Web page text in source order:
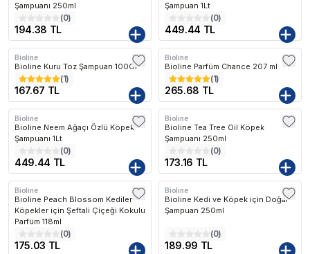
Şampuanı 250ml
(0)
194.38 TL
Şampuan 1Lt
(0)
449.44 TL
Bioline
Bioline Kuru Toz Şampuan 100Gr
(1)
167.67 TL
Bioline
Bioline Parfüm Chance 207 ml
(1)
265.68 TL
Bioline
Bioline Neem Ağaçı Özlü Köpek
Şampuanı 1Lt
(0)
449.44 TL
Bioline
Bioline Tea Tree Oil Köpek
Şampuanı 250ml
(0)
173.16 TL
Bioline
Bioline Peach Blossom Kediler
Köpekler için Şeftali Çiçeği Kokulu
Parfüm 118ml
(0)
175.03 TL
Bioline
Bioline Kedi ve Köpek için Doğal
Şampuan 250ml
(0)
189.99 TL